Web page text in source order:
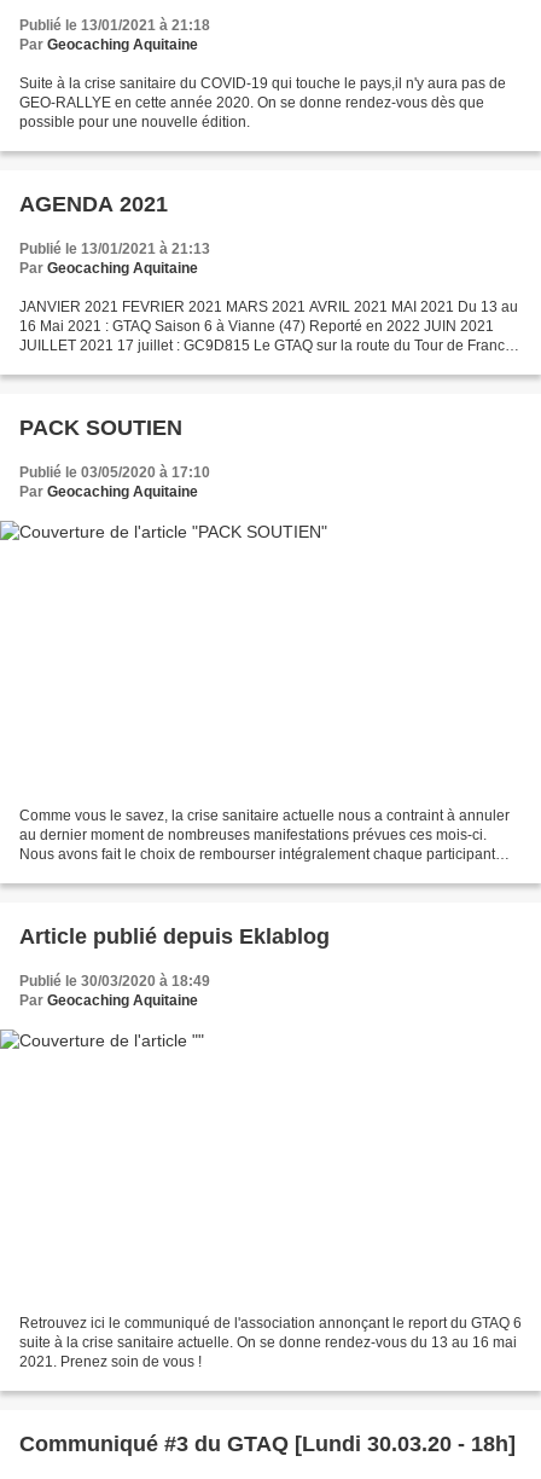
Publié le 13/01/2021 à 21:18
Par Geocaching Aquitaine
Suite à la crise sanitaire du COVID-19 qui touche le pays,il n'y aura pas de
GEO-RALLYE en cette année 2020. On se donne rendez-vous dès que
possible pour une nouvelle édition.
AGENDA 2021
Publié le 13/01/2021 à 21:13
Par Geocaching Aquitaine
JANVIER 2021 FEVRIER 2021 MARS 2021 AVRIL 2021 MAI 2021 Du 13 au
16 Mai 2021 : GTAQ Saison 6 à Vianne (47) Reporté en 2022 JUIN 2021
JUILLET 2021 17 juillet : GC9D815 Le GTAQ sur la route du Tour de France
PACK SOUTIEN
Publié le 03/05/2020 à 17:10
Par Geocaching Aquitaine
Comme vous le savez, la crise sanitaire actuelle nous a contraint à annuler
au dernier moment de nombreuses manifestations prévues ces mois-ci.
Nous avons fait le choix de rembourser intégralement chaque participant
Article publié depuis Eklablog
Publié le 30/03/2020 à 18:49
Par Geocaching Aquitaine
Retrouvez ici le communiqué de l'association annonçant le report du GTAQ 6
suite à la crise sanitaire actuelle. On se donne rendez-vous du 13 au 16 mai
2021. Prenez soin de vous !
Communiqué #3 du GTAQ [Lundi 30.03.20 - 18h]